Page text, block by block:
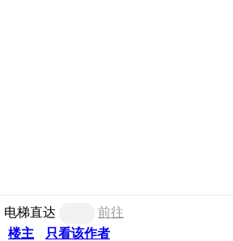
电梯直达
前往
楼主
只看该作者